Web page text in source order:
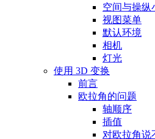
空间与操纵
视图菜单
默认环境
相机
灯光
使用 3D 变换
前言
欧拉角的问题
轴顺序
插值
对欧拉角说